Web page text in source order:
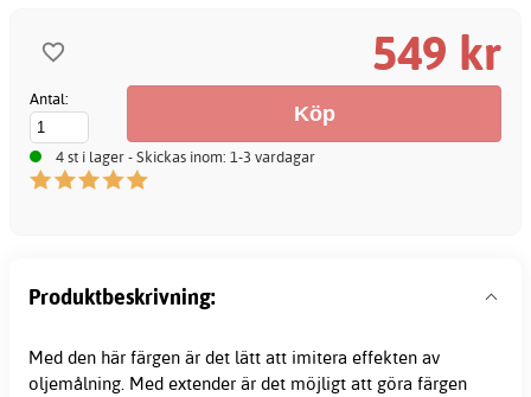
549 kr
Antal:
4 st i lager - Skickas inom: 1-3 vardagar
Produktbeskrivning:
Med den här färgen är det lätt att imitera effekten av
oljemålning. Med extender är det möjligt att göra färgen